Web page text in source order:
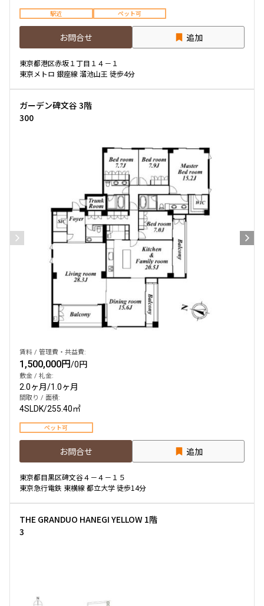
駅近 ペット可
お問合せ 追加
東京都港区赤坂１丁目１４－１
東京メトロ 銀座線 溜池山王 徒歩4分
ガーデン碑文谷 3階
300
賃料 / 管理費・共益費:
1,500,000円/0円
敷金 / 礼金:
2.0ヶ月/1.0ヶ月
間取り / 面積:
4SLDK/255.40㎡
ペット可
お問合せ 追加
東京都目黒区碑文谷４－４－１５
東京急行電鉄 東横線 都立大学 徒歩14分
THE GRANDUO HANEGI YELLOW 1階
3